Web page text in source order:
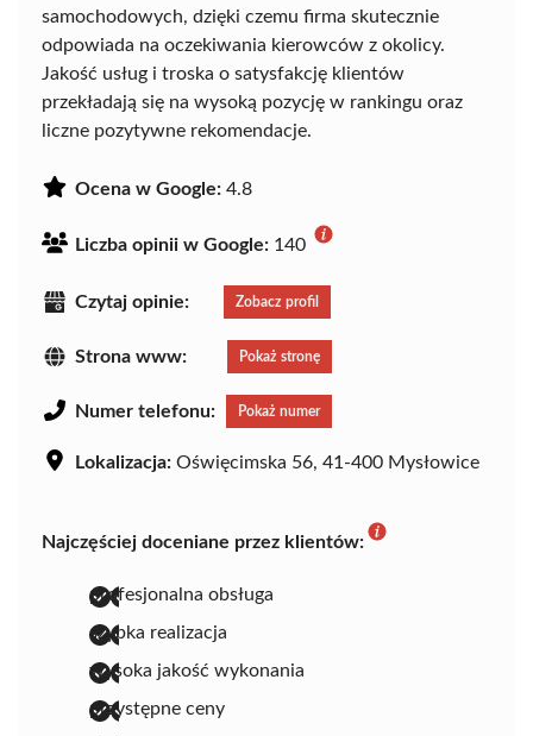
samochodowych, dzięki czemu firma skutecznie
odpowiada na oczekiwania kierowców z okolicy.
Jakość usług i troska o satysfakcję klientów
przekładają się na wysoką pozycję w rankingu oraz
liczne pozytywne rekomendacje.
Ocena w Google: 4.8
Liczba opinii w Google: 140
Czytaj opinie: Zobacz profil
Strona www: Pokaż stronę
Numer telefonu: Pokaż numer
Lokalizacja: Oświęcimska 56, 41-400 Mysłowice
Najczęściej doceniane przez klientów:
profesjonalna obsługa
szybka realizacja
wysoka jakość wykonania
przystępne ceny